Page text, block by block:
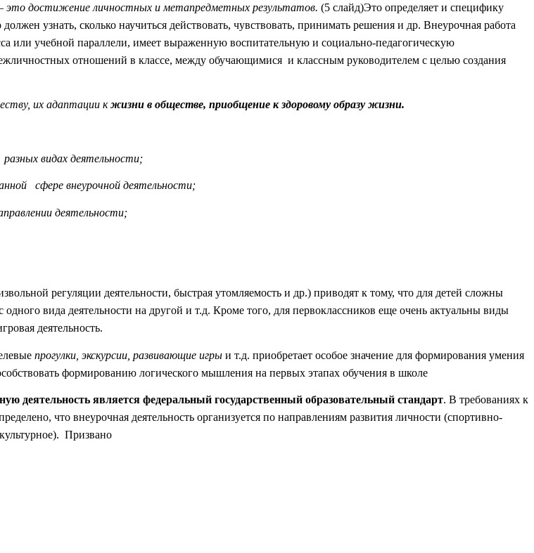
это достижение личностных и метапредметных результатов. (5 слайд)Это определяет и специфику
узнать, сколько научиться действовать, чувствовать, принимать решения и др. Внеурочная работа
или учебной параллели, имеет выраженную воспитательную и социально-педагогическую
отношений в классе, между обучающимися и классным руководителем с целью создания
их адаптации кжизни в обществе, приобщение к здоровому образу жизни.
видах деятельности;
сфере внеурочной деятельности;
деятельности;
регуляции деятельности, быстрая утомляемость и др.) приводят к тому, что для детей сложны
вида деятельности на другой и т.д. Кроме того, для первоклассников еще очень актуальны виды
деятельность.
прогулки, экскурсии, развивающие игры и т.д. приобретает особое значение для формирования умения
формированию логического мышления на первых этапах обучения в школе
является федеральный государственный образовательный стандарт. В требованиях к
что внеурочная деятельность организуется по направлениям развития личности (спортивно-
Призвано